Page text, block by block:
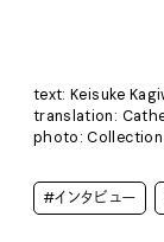
text: Keisuke
translation:
photo:
#インタビュー